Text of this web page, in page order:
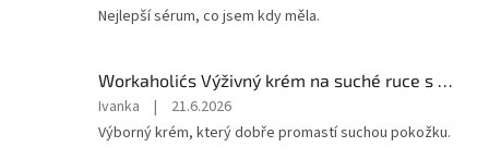
produktu
z
5
hvězdiček.
Nejlepší sérum, co jsem kdy měla.
Hodnocení
produktu
je
Ivanka |
21.6.2026
Výborný krém, který dobře promastí suchou pokožku.